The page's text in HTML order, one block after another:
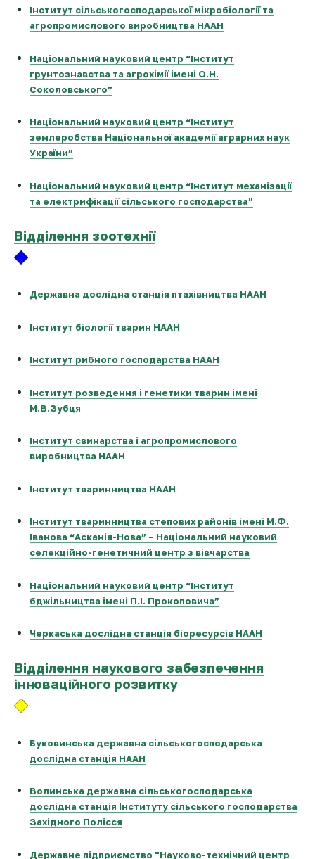
Інститут сільськогосподарської мікробіології та
агропромислового виробництва НААН
Національний науковий центр “Інститут
грунтознавства та агрохімії імені О.Н.
Соколовського”
Національний науковий центр “Інститут
землеробства Національної академії аграрних наук
України”
Національний науковий центр “Інститут механізації
та електрифікації сільського господарства”
Відділення зоотехнії
Державна дослідна станція птахівництва НААН
Інститут біології тварин НААН
Інститут рибного господарства НААН
Інститут розведення і генетики тварин імені
М.В.Зубця
Інститут свинарства і агропромислового
виробництва НААН
Інститут тваринництва НААН
Інститут тваринництва степових районів імені М.Ф.
Іванова “Асканія-Нова” – Національний науковий
селекційно-генетичний центр з вівчарства
Національний науковий центр “Інститут
бджільництва імені П.І. Прокоповича”
Черкаська дослідна станція біоресурсів НААН
Відділення наукового забезпечення
інноваційного розвитку
Буковинська державна сільськогосподарська
дослідна станція НААН
Волинська державна сільськогосподарська
дослідна станція Інституту сільського господарства
Західного Полісся
Державне підприємство "Науково-технічний центр